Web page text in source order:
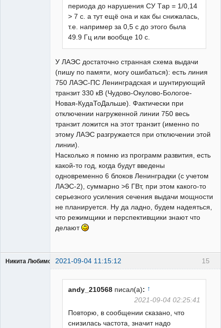
периода до нарушения СУ Tар = 1/0,14
> 7 с. а тут ещё она и как бы снижалась,
т.е. например за 0,5 с до этого была
49.9 Гц или вообще 10 с.
У ЛАЭС достаточно странная схема выдачи
(пишу по памяти, могу ошибаться): есть линия
750 ЛАЭС-ПС Ленинградская и шунтирующий
транзит 330 кВ (Чудово-Окулово-Бологое-
Новая-КудаТоДальше). Фактически при
отключении нагруженной линии 750 весь
транзит ложится на этот транзит (именно по
этому ЛАЭС разгружается при отключении этой
линии).
Насколько я помню из программ развития, есть
какой-то год, когда будут введены
одновременно 6 блоков Ленинградки (с учетом
ЛАЭС-2), суммарно >6 ГВт, при этом какого-то
серьезного усиления сечения выдачи мощности
не планируется. Ну да ладно, будем надеяться,
что режимщики и перспективщики знают что
делают
15
Никита Любимов 2021-09-04 11:15:12
andy_210568 писал(а): ↑
2021-09-04 02:25:41
Повторю, в сообщении сказано, что
снизилась частота, значит надо